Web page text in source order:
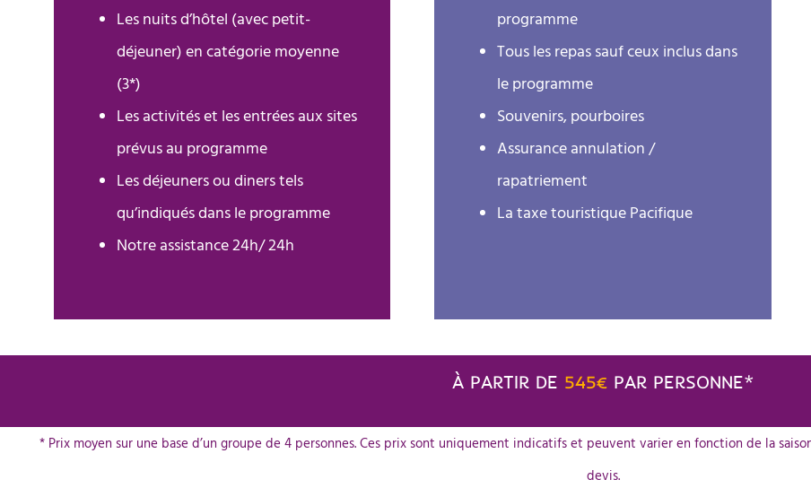
Les nuits d’hôtel (avec petit-
déjeuner) en catégorie moyenne
(3*)
Les activités et les entrées aux sites
prévus au programme
Les déjeuners ou diners tels
qu’indiqués dans le programme
Notre assistance 24h/ 24h
programme
Tous les repas sauf ceux inclus dans
le programme
Souvenirs, pourboires
Assurance annulation /
rapatriement
La taxe touristique Pacifique
À PARTIR DE 545€ PAR PERSONNE*
* Prix moyen sur une base d’un groupe de 4 personnes. Ces prix sont uniquement indicatifs et peuvent varier en fonction de la
devis.